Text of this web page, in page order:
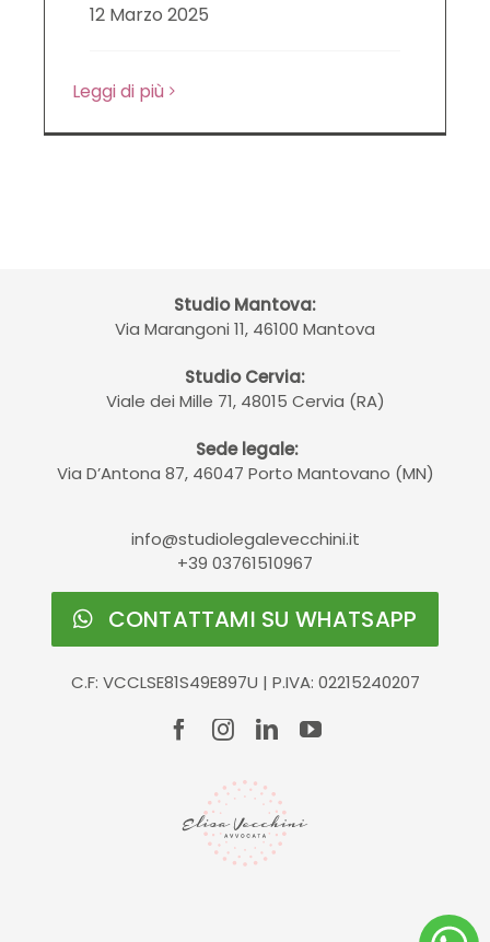
12 Marzo 2025
Leggi di più
Studio Mantova:
Via Marangoni 11, 46100 Mantova
Studio Cervia:
Viale dei Mille 71, 48015 Cervia (RA)
Sede legale:
Via D’Antona 87, 46047 Porto Mantovano (MN)
info@studiolegalevecchini.it
+39 03761510967
CONTATTAMI SU WHATSAPP
C.F: VCCLSE81S49E897U | P.IVA: 02215240207